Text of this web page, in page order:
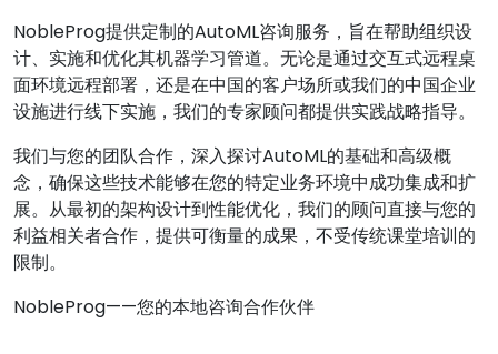
NobleProg提供定制的AutoML咨询服务，旨在帮助组织设
计、实施和优化其机器学习管道。无论是通过交互式远程桌
面环境远程部署，还是在中国的客户场所或我们的中国企业
设施进行线下实施，我们的专家顾问都提供实践战略指导。
我们与您的团队合作，深入探讨AutoML的基础和高级概
念，确保这些技术能够在您的特定业务环境中成功集成和扩
展。从最初的架构设计到性能优化，我们的顾问直接与您的
利益相关者合作，提供可衡量的成果，不受传统课堂培训的
限制。
NobleProg——您的本地咨询合作伙伴